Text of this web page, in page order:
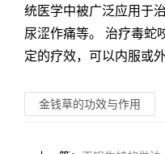
统医学中被广泛应用于
尿涩作痛等。 治疗毒蛇
定的疗效，可以内服或
金钱草的功效与作用